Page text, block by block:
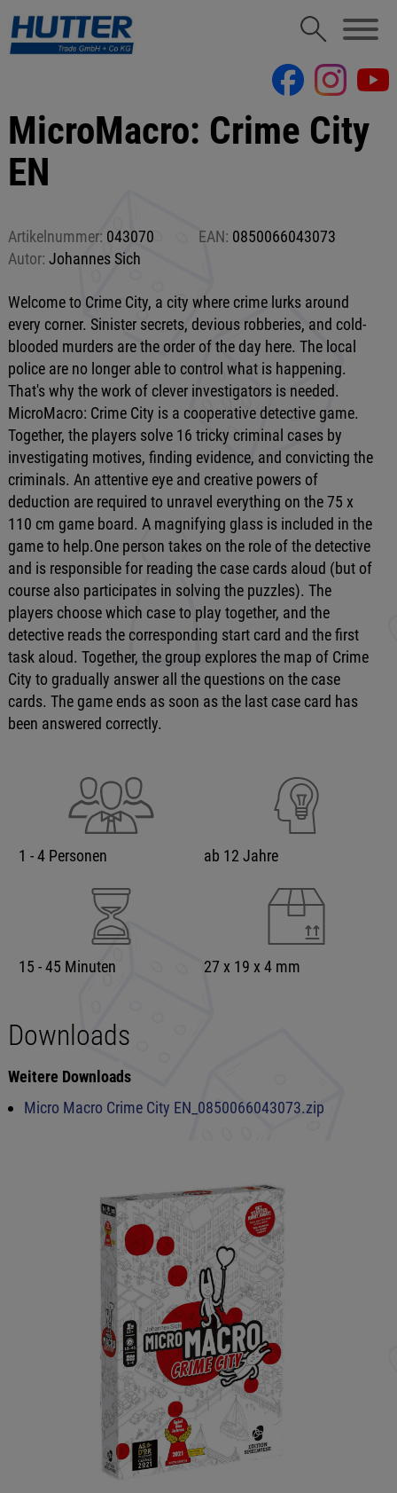
MicroMacro: Crime City
EN
Artikelnummer: 043070 EAN: 0850066043073
Autor: Johannes Sich
Welcome to Crime City, a city where crime lurks around
every corner. Sinister secrets, devious robberies, and cold-
blooded murders are the order of the day here. The local
police are no longer able to control what is happening.
That's why the work of clever investigators is needed.
MicroMacro: Crime City is a cooperative detective game.
Together, the players solve 16 tricky criminal cases by
investigating motives, finding evidence, and convicting the
criminals. An attentive eye and creative powers of
deduction are required to unravel everything on the 75 x
110 cm game board. A magnifying glass is included in the
game to help.One person takes on the role of the detective
and is responsible for reading the case cards aloud (but of
course also participates in solving the puzzles). The
players choose which case to play together, and the
detective reads the corresponding start card and the first
task aloud. Together, the group explores the map of Crime
City to gradually answer all the questions on the case
cards. The game ends as soon as the last case card has
been answered correctly.
1 - 4 Personen ab 12 Jahre
15 - 45 Minuten 27 x 19 x 4 mm
Downloads
Weitere Downloads
Micro Macro Crime City EN_0850066043073.zip